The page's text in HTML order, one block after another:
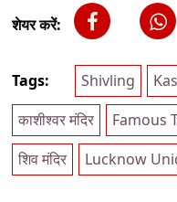
शेयर करें:
Tags: Shivling
काशीश्वर मंदिर
Famous
शिव मंदिर
Lucknow